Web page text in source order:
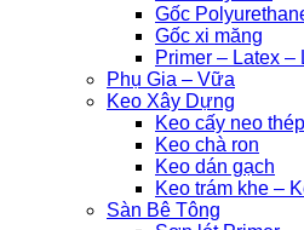
Gốc
Gốc xi măng
Primer – Latex
Phụ Gia – Vữa
Keo Xây Dựng
Keo cấy neo thép
Keo chà ron
Keo dán gạch
Keo trám khe –
Sàn Bê Tông